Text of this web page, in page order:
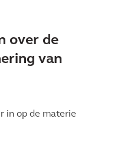
over de
van
in op de materie